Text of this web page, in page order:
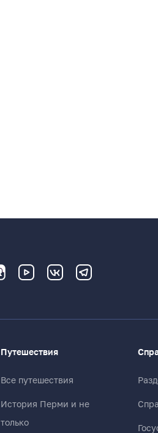
Путешествия
Все путешествия
История Перми и не
только